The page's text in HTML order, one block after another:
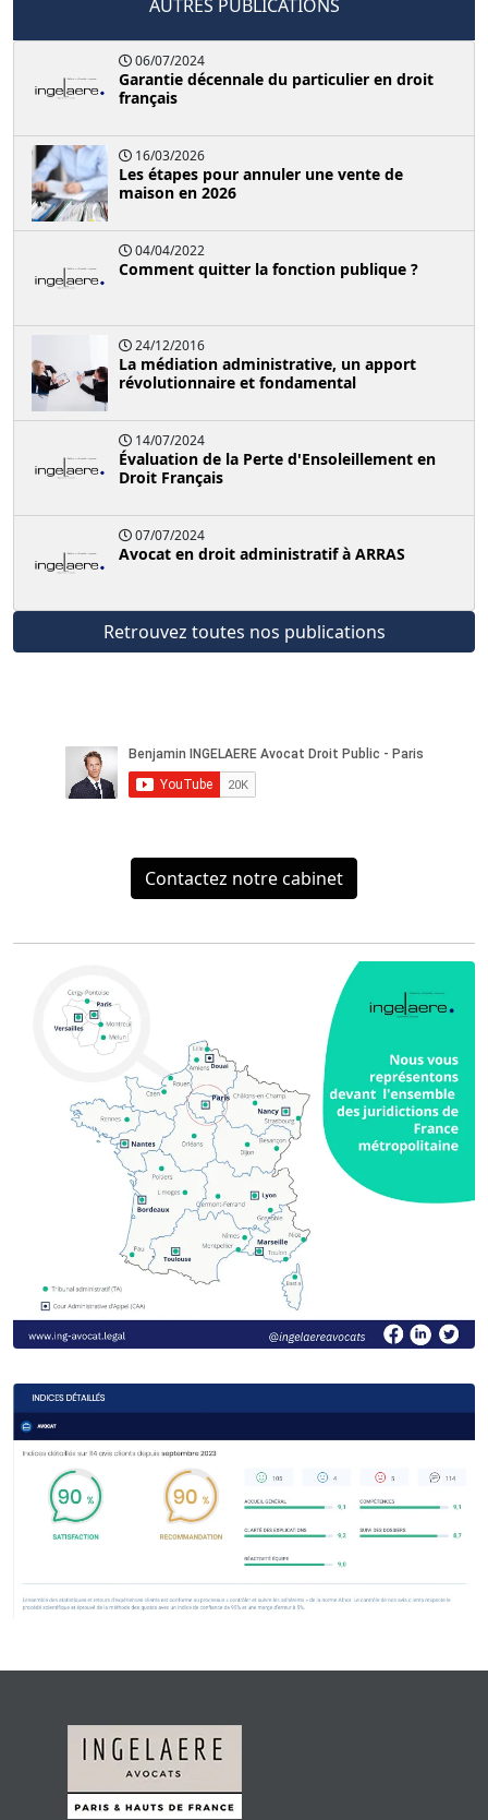
AUTRES PUBLICATIONS
06/07/2024
Garantie décennale du particulier en droit
français
16/03/2026
Les étapes pour annuler une vente de
maison en 2026
04/04/2022
Comment quitter la fonction publique ?
24/12/2016
La médiation administrative, un apport
révolutionnaire et fondamental
14/07/2024
Évaluation de la Perte d'Ensoleillement en
Droit Français
07/07/2024
Avocat en droit administratif à ARRAS
Retrouvez toutes nos publications
Contactez notre cabinet